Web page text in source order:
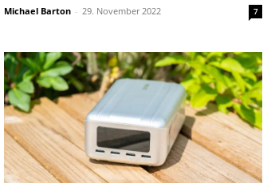
Michael Barton - 29. November 2022 7